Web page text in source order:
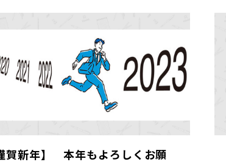
賀新年】 本年もよろしくお願